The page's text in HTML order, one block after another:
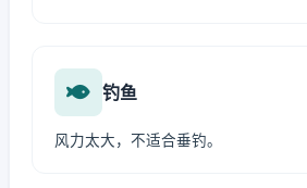
钓鱼
风力太大，不适合垂钓。